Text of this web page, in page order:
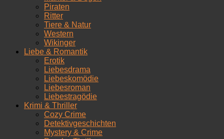
Piraten
Ritter
Tiere & Natur
Western
Wikinger
Liebe & Romantik
Erotik
Liebesdrama
Liebeskomödie
Liebesroman
Liebestragödie
Krimi & Thriller
Cozy Crime
Detektivgeschichten
Mystery & Crime